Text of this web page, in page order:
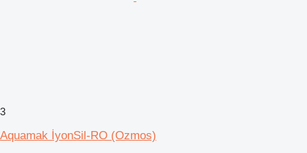
3
Aquamak İyonSil-RO (Ozmos)